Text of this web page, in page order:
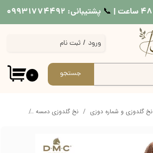
📞​​​​​​​ پشتیبانی: ۰۹۹۳۱۷۷۴۴۹۲
۰ جستجو
ورود / ثبت نام
نخ گلدوزی و شماره دوزی نخ گلدوزی دمسه